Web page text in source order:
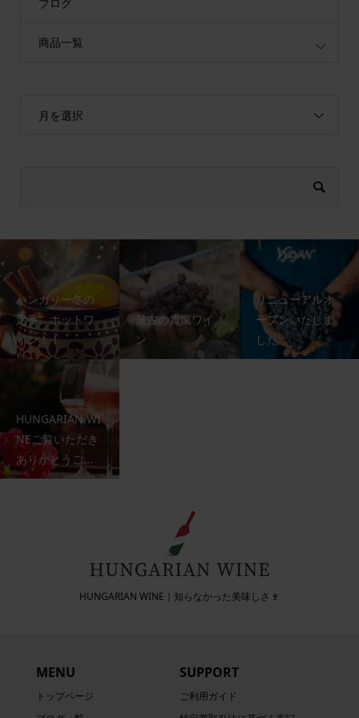
商品一覧
月を選択
ハンガリー冬の
定番、ホットワ
イン！！
最古の貴腐ワイ
ン
リニューアルオ
ープンいたしま
した
HUNGARIAN WI
NEご覧いただき
ありがとうご...
HUNGARIAN WINE｜知らなかった美味しさ🍷
MENU
トップページ
SUPPORT
ご利用ガイド